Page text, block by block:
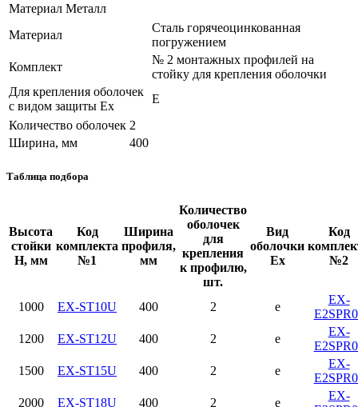
Материал Металл
Материал
Сталь горячеоцинкованная
погружением
Комплект
№ 2 монтажных профилей на
стойку для крепления оболочки
Для крепления оболочек
с видом защиты Ex
E
Количество оболочек 2
Ширина, мм
400
Таблица подбора
Высота
стойки
H, мм
Код
комплекта
№1
Ширина
профиля,
мм
Количество
оболочек
для
крепления
к профилю,
шт.
Вид
оболочки
Ex
Код
№2
1000 EX-ST10U 400 2 e
EX-
1200
EX-ST12U 400 2 e
EX-
1500
EX-ST15U 400 2 e
EX-
2000
EX-ST18U 400 2 e
EX-